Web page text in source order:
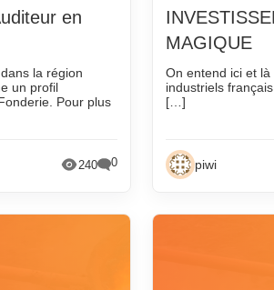
septembre 2021
en
la région
un profil
Pour plus
240 0
MAGIQUE
On entend ici et
industriels
[…]
piwi